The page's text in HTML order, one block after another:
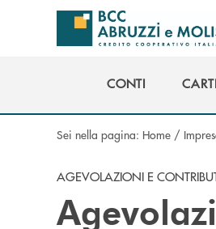
Salta al contenuto principale
CONTI
Sei nella pagina: Home /
AGEVOLAZIONI E